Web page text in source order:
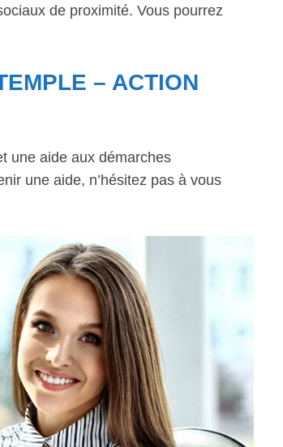
de proximité. Vous pourrez
– ACTION
une aide aux démarches
une aide, n’hésitez pas à vous